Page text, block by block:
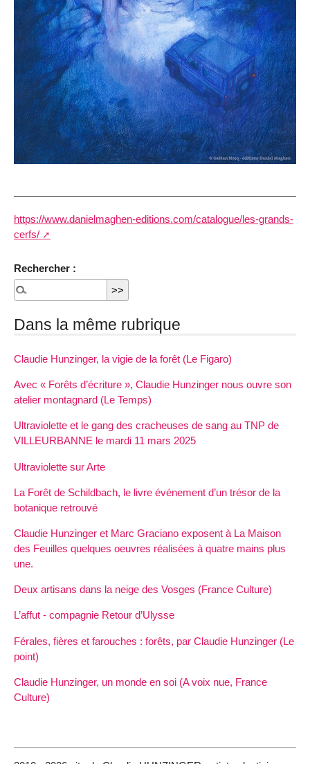
https://www.danielmaghen-editions.com/catalogue/les-grands-
cerfs/
Rechercher :
Dans la même rubrique
Claudie Hunzinger, la vigie de la forêt (Le Figaro)
Avec « Forêts d’écriture », Claudie Hunzinger nous ouvre son
atelier montagnard (Le Temps)
Ultraviolette et le gang des cracheuses de sang au TNP de
VILLEURBANNE le mardi 11 mars 2025
Ultraviolette sur Arte
La Forêt de Schildbach, le livre événement d’un trésor de la
botanique retrouvé
Claudie Hunzinger et Marc Graciano exposent à La Maison
des Feuilles quelques oeuvres réalisées à quatre mains plus
une.
Deux artisans dans la neige des Vosges (France Culture)
L’affut - compagnie Retour d’Ulysse
Férales, fières et farouches : forêts, par Claudie Hunzinger (Le
point)
Claudie Hunzinger, un monde en soi (A voix nue, France
Culture)